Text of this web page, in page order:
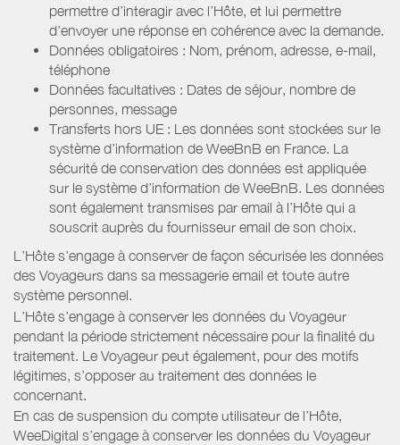
permettre d’interagir avec l’Hôte, et lui permettre
d’envoyer une réponse en cohérence avec la demande.
Données obligatoires : Nom, prénom, adresse, e-mail,
téléphone
Données facultatives : Dates de séjour, nombre de
personnes, message
Transferts hors UE : Les données sont stockées sur le
système d’information de WeeBnB en France. La
sécurité de conservation des données est appliquée
sur le système d’information de WeeBnB. Les données
sont également transmises par email à l’Hôte qui a
souscrit auprès du fournisseur email de son choix.
L’Hôte s’engage à conserver de façon sécurisée les données
des Voyageurs dans sa messagerie email et toute autre
système personnel.
L’Hôte s’engage à conserver les données du Voyageur
pendant la période strictement nécessaire pour la finalité du
traitement. Le Voyageur peut également, pour des motifs
légitimes, s’opposer au traitement des données le
concernant.
En cas de suspension du compte utilisateur de l’Hôte,
WeeDigital s’engage à conserver les données du Voyageur